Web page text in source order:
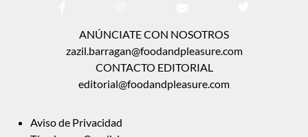
ANÚNCIATE CON NOSOTROS
zazil.barragan@foodandpleasure.com
CONTACTO EDITORIAL
editorial@foodandpleasure.com
Aviso de Privacidad